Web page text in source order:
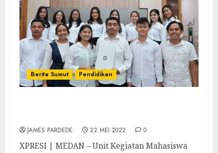
Berita Sumut Pendidikan
JAMES PARDEDE 22 MEI 2022 0
XPRESI | MEDAN – Unit Kegiatan Mahasiswa